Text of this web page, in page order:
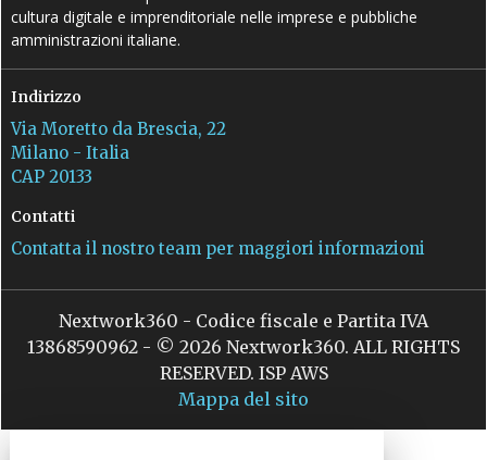
cultura digitale e imprenditoriale nelle imprese e pubbliche
amministrazioni italiane.
Indirizzo
Via Moretto da Brescia, 22
Milano - Italia
CAP 20133
Contatti
Contatta il nostro team per maggiori informazioni
Nextwork360 - Codice fiscale e Partita IVA
13868590962 - © 2026 Nextwork360. ALL RIGHTS
RESERVED. ISP AWS
Mappa del sito